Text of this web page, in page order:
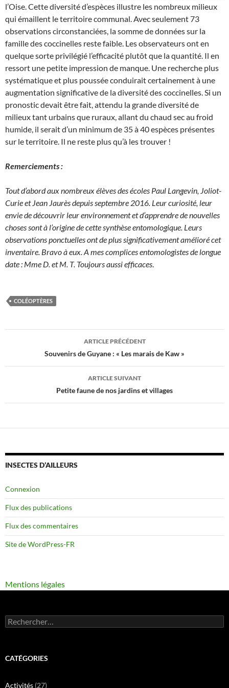
l’Oise. Cette diversité d’espèces illustre les nombreux milieux
qui émaillent le territoire communal. Avec seulement 73
observations circonstanciées, la somme de données sur la
famille des coccinelles reste faible. Les observateurs ont en
quelque sorte privilégié l’efficacité plutôt que la quantité. Il en
ressort une petite impression de manque. Une recherche plus
systématique et plus poussée conduirait certainement à une
augmentation significative de la diversité des coccinelles. Si un
pronostic devait être fait, attendu la grande diversité de
milieux tant urbains que ruraux, allant du chaud sec au froid
humide, il serait d’un minimum de 35 à 40 espèces présentes
sur le territoire. Il ne reste plus qu’à les trouver !
Remerciements :
Tout d’abord aux nombreux élèves des écoles Paul Langevin, Joliot-
Curie et Jean Jaurès depuis septembre 2016. Leur curiosité, leur
envie de découvrir leur environnement et d’apprendre de nouvelles
choses sont à l’origine de cette synthèse entomologique. Leurs
observations ponctuelles ont de plus significativement amélioré cet
inventaire. Bravo à eux.A mes complices entomologistes de longue
date : Mme D. et M. T. Toujours aussi efficaces.
COLÉOPTÈRES
ARTICLE PRÉCÉDENT
Souvenirs de Guyane : « Les marais de Kaw »
ARTICLE SUIVANT
Petite faune de nos jardins et villages
INSECTES D’AILLEURS
Connexion
Flux des publications
Flux des commentaires
Site de WordPress-FR
Mentions légales
Rechercher :
CATÉGORIES
Activités (27)